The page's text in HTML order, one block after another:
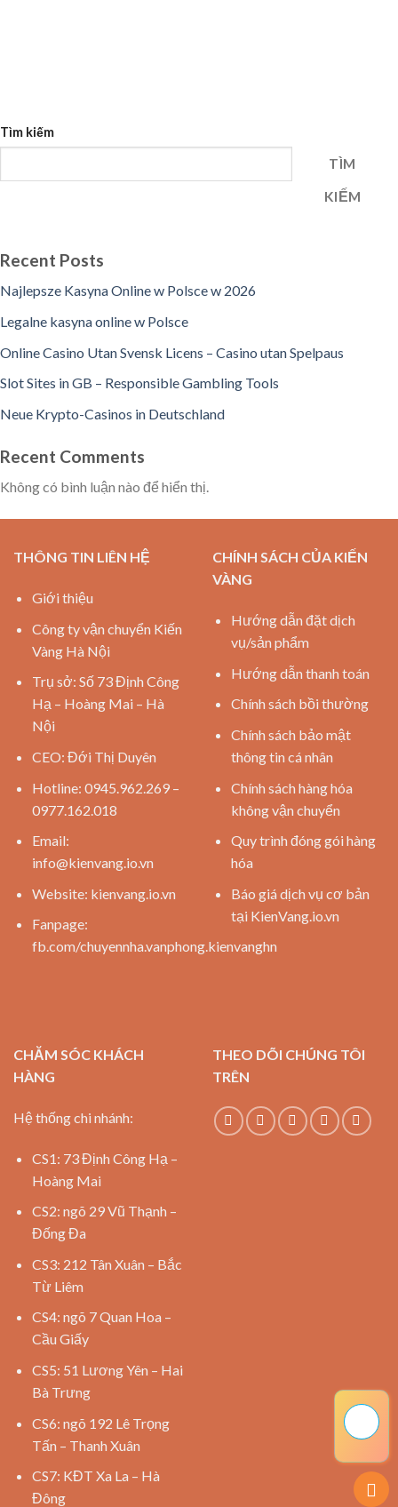
Tìm kiếm
TÌM
KIẾM
Recent Posts
Najlepsze Kasyna Online w Polsce w 2026
Legalne kasyna online w Polsce
Online Casino Utan Svensk Licens – Casino utan Spelpaus
Slot Sites in GB – Responsible Gambling Tools
Neue Krypto-Casinos in Deutschland
Recent Comments
Không có bình luận nào để hiển thị.
THÔNG TIN LIÊN HỆ
Giới thiệu
Công ty vận chuyển Kiến
Vàng Hà Nội
Trụ sở: Số 73 Định Công
Hạ – Hoàng Mai – Hà
Nội
CEO: Đới Thị Duyên
Hotline: 0945.962.269 –
0977.162.018
Email:
info@kienvang.io.vn
Website: kienvang.io.vn
Fanpage:
fb.com/chuyennha.vanphong.kienvanghn
CHÍNH SÁCH CỦA KIẾN
VÀNG
Hướng dẫn đặt dịch
vụ/sản phẩm
Hướng dẫn thanh toán
Chính sách bồi thường
Chính sách bảo mật
thông tin cá nhân
Chính sách hàng hóa
không vận chuyển
Quy trình đóng gói hàng
hóa
Báo giá dịch vụ cơ bản
tại KienVang.io.vn
CHĂM SÓC KHÁCH
HÀNG
Hệ thống chi nhánh:
CS1: 73 Định Công Hạ –
Hoàng Mai
CS2: ngõ 29 Vũ Thạnh –
Đống Đa
CS3: 212 Tân Xuân – Bắc
Từ Liêm
CS4: ngõ 7 Quan Hoa –
Cầu Giấy
CS5: 51 Lương Yên – Hai
Bà Trưng
CS6: ngõ 192 Lê Trọng
Tấn – Thanh Xuân
CS7: KĐT Xa La – Hà
Đông
THEO DÕI CHÚNG TÔI
TRÊN